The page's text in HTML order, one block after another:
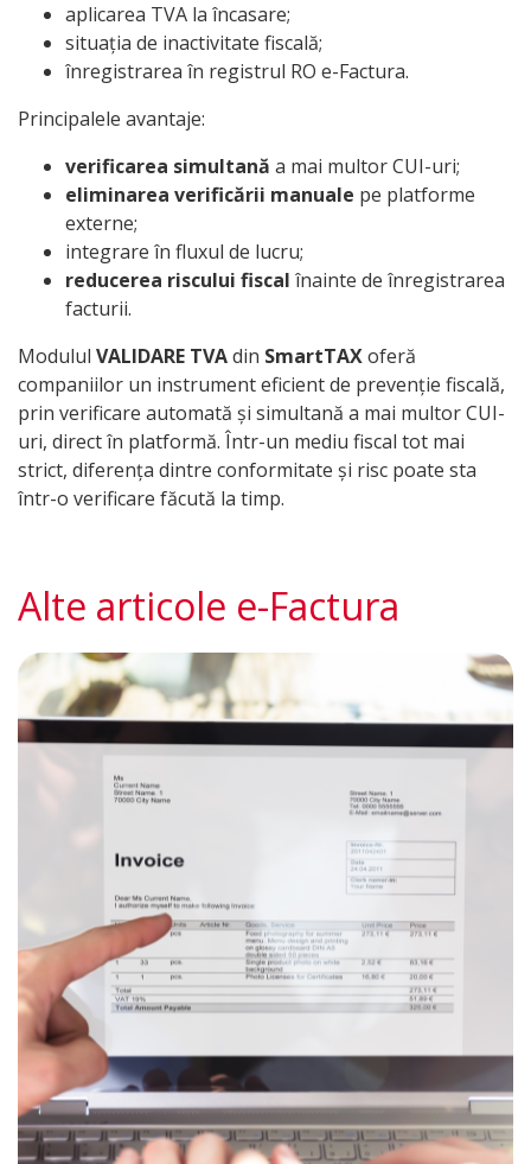
aplicarea TVA la încasare;
situația de inactivitate fiscală;
înregistrarea în registrul RO e-Factura.
Principalele avantaje:
verificarea simultană a mai multor CUI-uri;
eliminarea verificării manuale pe platforme
externe;
integrare în fluxul de lucru;
reducerea riscului fiscal înainte de înregistrarea
facturii.
Modulul VALIDARE TVAdin SmartTAXoferă
companiilor un instrument eficient de prevenție fiscală,
prin verificare automată și simultană a mai multor CUI-
uri, direct în platformă. Într-un mediu fiscal tot mai
strict, diferența dintre conformitate și risc poate sta
într-o verificare făcută la timp.
Alte articole e-Factura